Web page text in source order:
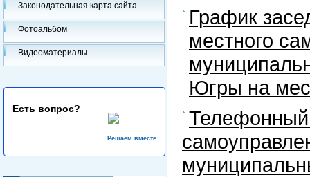
Законодательная карта сайта
Фотоальбом
Видеоматериалы
Есть вопрос?
Решаем вместе
График
местного
Югры на
Телефонный